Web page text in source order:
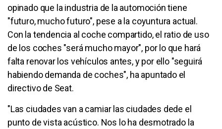
opinado que la industria de la automoción tiene
"futuro, mucho futuro", pese a la coyuntura actual.
Con la tendencia al coche compartido, el ratio de uso
de los coches "será mucho mayor", por lo que hará
falta renovar los vehículos antes, y por ello "seguirá
habiendo demanda de coches", ha apuntado el
directivo de Seat.
"Las ciudades van a camiar las ciudades dede el
punto de vista acústico. Nos lo ha desmotrado la